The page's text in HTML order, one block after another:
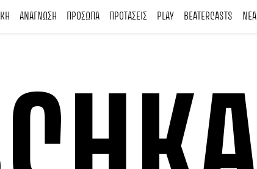
ΑΝΑΓΝΩΣΗ ΠΡΟΣΩΠΑ ΠΡΟΤΑΣΕΙΣ PLAY BEATERCASTS ΝΕΑ